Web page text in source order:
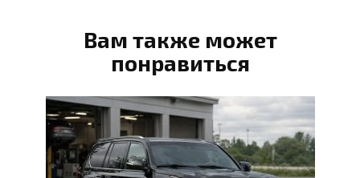
Вам также может
понравиться